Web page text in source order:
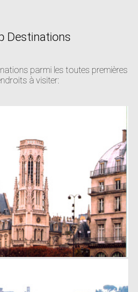
Destinations
parmi les toutes premières
à visiter: